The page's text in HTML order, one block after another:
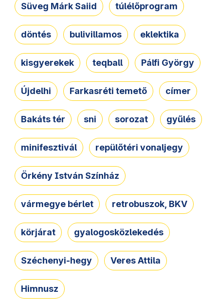
Süveg Márk Saiid túlélőprogram
döntés bulivillamos eklektika
kisgyerekek teqball Pálfi György
Újdelhi Farkasréti temető címer
Bakáts tér sni sorozat gyűlés
minifesztivál repülőtéri vonaljegy
Örkény István Színház
vármegye bérlet retrobuszok, BKV
körjárat gyalogosközlekedés
Széchenyi-hegy Veres Attila
Himnusz